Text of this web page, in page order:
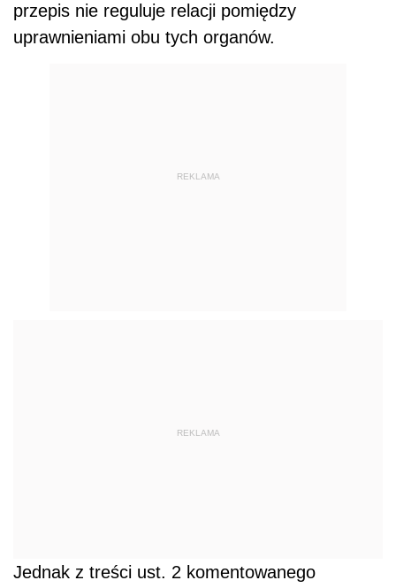
przepis nie reguluje relacji pomiędzy
uprawnieniami obu tych organów.
REKLAMA
REKLAMA
Jednak z treści ust. 2 komentowanego